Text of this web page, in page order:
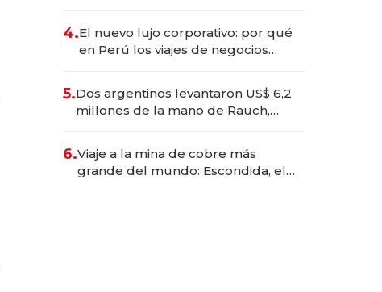
4.El nuevo lujo corporativo: por qué
en Perú los viajes de negocios
transformadoras
5.Dos argentinos levantaron US$ 6,2
millones de la mano de Rauch,
6.Viaje a la mina de cobre más
grande del mundo: Escondida, el